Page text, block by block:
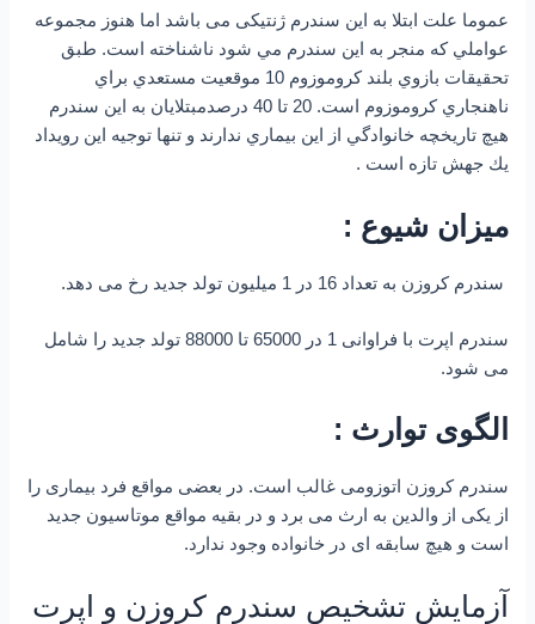
عموما علت ابتلا به این سندرم ژنتیکی می باشد اما هنوز مجموعه
عواملي كه منجر به اين سندرم مي شود ناشناخته است. طبق
تحقیقات بازوي بلند كروموزوم 10 موقعيت مستعدي براي
ناهنجاري كروموزوم است. 20 تا 40 درصدمبتلایان به اين سندرم
هيچ تاريخچه خانوادگي از اين بيماري ندارند و تنها توجيه اين رويداد
يك جهش تازه است .
میزان شیوع :
سندرم کروزن به تعداد 16 در 1 میلیون تولد جدید رخ می دهد.
سندرم اپرت با فراوانی 1 در 65000 تا 88000 تولد جدید را شامل
می شود.
الگوی توارث :
سندرم کروزن اتوزومی غالب است. در بعضی مواقع فرد بیماری را
از یکی از والدین به ارث می برد و در بقیه مواقع موتاسیون جدید
است و هیچ سابقه ای در خانواده وجود ندارد.
آزمایش تشخیص سندرم کروزن و اپرت